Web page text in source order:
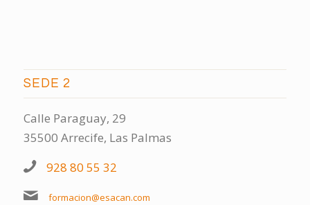
SEDE 2
Calle Paraguay, 29
35500 Arrecife, Las Palmas
928 80 55 32
formacion@esacan.com